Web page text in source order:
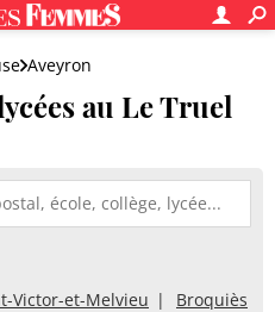
Aveyron
au Le Truel
Victor-et-Melvieu Broquiès